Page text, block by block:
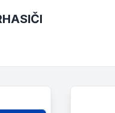
HASIČI